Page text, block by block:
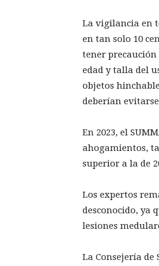
La vigilancia en
en tan solo 10
tener precaución
edad y talla del
objetos
deberían
En 2023, el
ahogamientos,
superior a la de
Los expertos
desconocido, ya
lesiones
La Consejería